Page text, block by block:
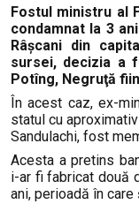
Fostul ministru al
condamnat la 3
Râşcani din
sursei, decizia a
Potîng, Negruţă
În acest caz, ex-
statul cu
Sandulachi, fost
Acesta a pretins
i-ar fi fabricat două
ani, perioadă în